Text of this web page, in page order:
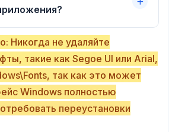
Никогда не удаляйте
такие как Segoe UI или Arial,
так как это может
Windows полностью
переустановки